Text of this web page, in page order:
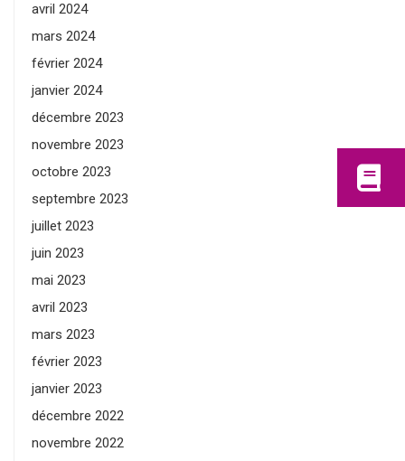
avril 2024
mars 2024
février 2024
janvier 2024
décembre 2023
novembre 2023
octobre 2023
septembre 2023
juillet 2023
juin 2023
mai 2023
avril 2023
mars 2023
février 2023
janvier 2023
décembre 2022
novembre 2022